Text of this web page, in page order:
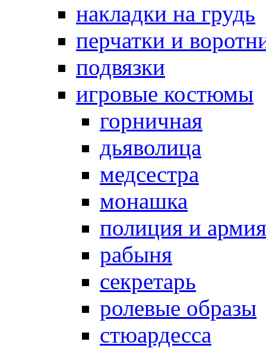
накладки на грудь
перчатки и
подвязки
игровые костюмы
горничная
дьяволица
медсестра
монашка
полиция и армия
рабыня
секретарь
ролевые образы
стюардесса